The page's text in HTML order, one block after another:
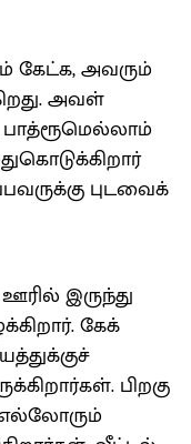
கேட்க, அவரும்
அவள்
பாத்ரூமெல்லாம்
புடவைக்
இருந்து
கேக்
பிறகு
எல்லோரும்